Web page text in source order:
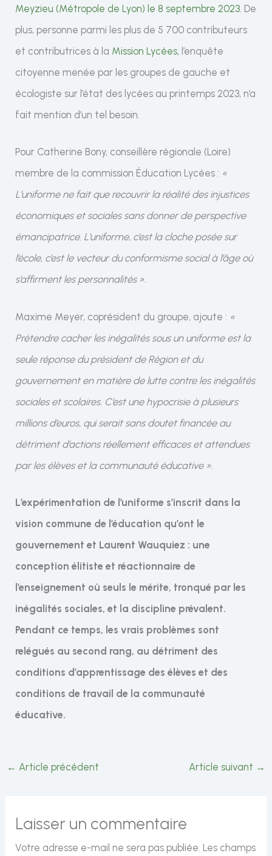
Meyzieu (Métropole de Lyon) le 8 septembre 2023. De
plus, personne parmi les plus de 5 700 contributeurs
et contributrices à la Mission Lycées, l’enquête
citoyenne menée par les groupes de gauche et
écologiste sur l’état des lycées au printemps 2023, n’a
fait mention d’un tel besoin.
Pour Catherine Bony, conseillère régionale (Loire)
membre de la commission Éducation Lycées : «
L’uniforme ne fait que recouvrir la réalité des injustices
économiques et sociales sans donner de perspective
émancipatrice. L’uniforme, c’est la cloche posée sur
l’école, c’est le vecteur du conformisme social à l’âge où
s’affirment les personnalités ».
Maxime Meyer, coprésident du groupe, ajoute : «
Prétendre cacher les inégalités sous un uniforme est la
seule réponse du président de Région et du
gouvernement en matière de lutte contre les inégalités
sociales et scolaires. C’est une hypocrisie à plusieurs
millions d’euros, qui serait sans doutet financée au
détriment d’actions réellement efficaces et attendues
par les élèves et la communauté éducative ».
L’expérimentation de l’uniforme s’inscrit dans la
vision commune de l’éducation qu’ont le
gouvernement et Laurent Wauquiez : une
conception élitiste et réactionnaire de
l’enseignement où seuls le mérite, tronqué par les
inégalités sociales, et la discipline prévalent.
Pendant ce temps, les vrais problèmes sont
relégués au second rang, au détriment des
conditions d’apprentissage des élèves et des
conditions de travail de la communauté
éducative.
← Article précédent Article suivant →
Laisser un commentaire
Votre adresse e-mail ne sera pas publiée. Les champs